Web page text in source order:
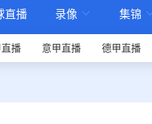
直播 录像  集锦
播 意甲直播 德甲直播